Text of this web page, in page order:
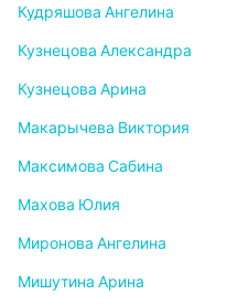
Кудряшова Ангелина
Кузнецова Александра
Кузнецова Арина
Макарычева Виктория
Максимова Сабина
Махова Юлия
Миронова Ангелина
Мишутина Арина